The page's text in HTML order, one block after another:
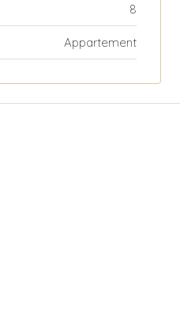
8
Appartement